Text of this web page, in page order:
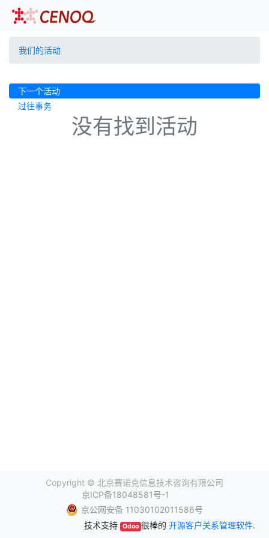
我们的活动
下一个活动
过往事务
没有找到活动
Copyright © 北京赛诺克信息技术咨询有限公司
京ICP备18048581号-1
京公网安备 11030102011586号
技术支持
Odoo 很棒的 开源客户关系管理软件.